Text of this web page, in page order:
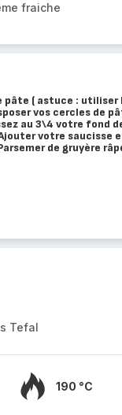
fraiche
( astuce : utiliser
vos cercles de
au 3\4 votre fond
votre saucisse
de gruyère
Tefal
190 °C